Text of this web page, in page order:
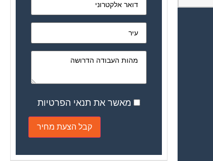
מאשר את תנאי הפרטיות